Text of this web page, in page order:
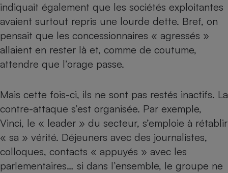
indiquait également que les sociétés exploitantes
avaient surtout repris une lourde dette. Bref, on
pensait que les concessionnaires « agressés »
allaient en rester là et, comme de coutume,
attendre que l’orage passe.
Mais cette fois-ci, ils ne sont pas restés inactifs. La
contre-attaque s’est organisée. Par exemple,
Vinci, le « leader » du secteur, s’emploie à rétablir
« sa » vérité. Déjeuners avec des journalistes,
colloques, contacts « appuyés » avec les
parlementaires… si dans l’ensemble, le groupe ne
Cafetière à expressos